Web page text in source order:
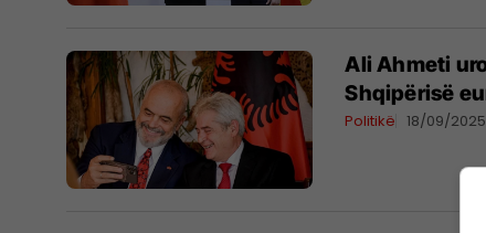
Ali Ahmeti
Shqipërisë
Politikë 18/09/2025